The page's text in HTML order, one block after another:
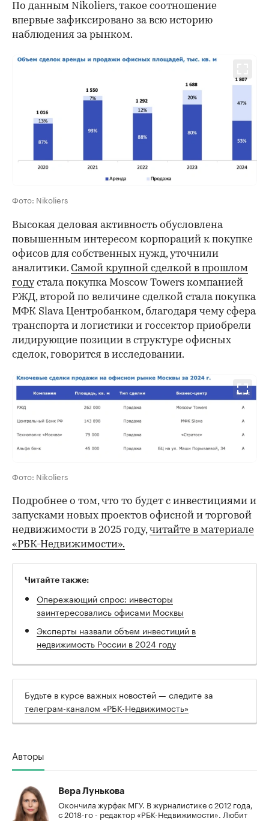
По данным Nikoliers, такое соотношение
впервые зафиксировано за всю историю
наблюдения за рынком.
Фото: Nikoliers
00:00 / 00:00
Высокая деловая активность обусловлена
повышенным интересом корпораций к покупке
офисов для собственных нужд, уточнили
аналитики. Самой крупной сделкой в прошлом
годустала покупка Moscow Towers компанией
РЖД, второй по величине сделкой стала покупка
МФК Slava Центробанком, благодаря чему сфера
транспорта и логистики и госсектор приобрели
лидирующие позиции в структуре офисных
сделок, говорится в исследовании.
Фото: Nikoliers
Подробнее о том, что то будет с инвестициями и
запусками новых проектов офисной и торговой
недвижимости в 2025 году,читайте в материале
«РБК-Недвижимости».
Читайте также:
Опережающий спрос: инвесторы
заинтересовались офисами Москвы
Эксперты назвали объем инвестиций в
недвижимость России в 2024 году
Будьте в курсе важных новостей — следите за
телеграм-каналом «РБК-Недвижимость»
Авторы
Вера Лунькова
Окончила журфак МГУ. В журналистике с 2012 года,
с 2018-го - редактор «РБК-Недвижимости». Любит